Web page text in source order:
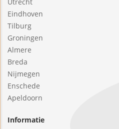
Eindhoven
Tilburg
Groningen
Almere
Breda
Nijmegen
Enschede
Apeldoorn
Informatie